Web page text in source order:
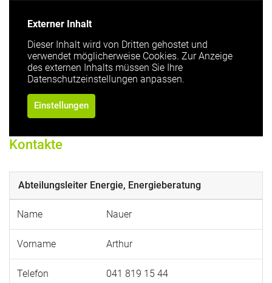
Externer Inhalt
Dieser Inhalt wird von Dritten gehostet und
verwendet möglicherweise Cookies. Zur Anzeige
des externen Inhalts müssen Sie Ihre
Datenschutzeinstellungen anpassen.
Einstellungen
Kontakte
Abteilungsleiter Energie, Energieberatung
Name Nauer
Vorname Arthur
Telefon 041 819 15 44